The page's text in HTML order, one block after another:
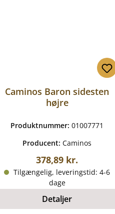
Caminos Baron sidesten
højre
Produktnummer:01007771
Producent:Caminos
Almindelig pris:
378,89 kr.
Tilgængelig, leveringstid: 4-6
dage
Detaljer